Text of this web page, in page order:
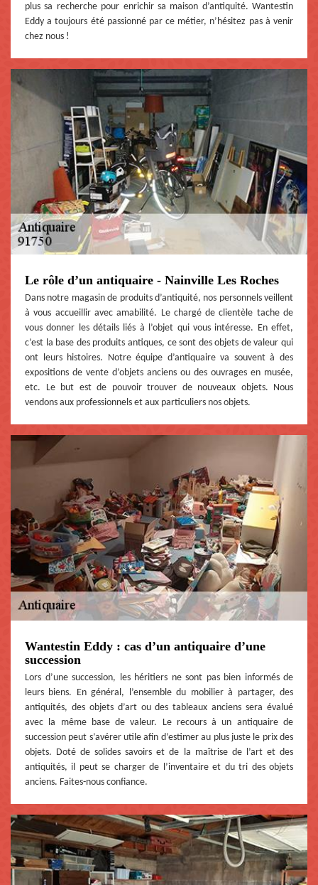
plus sa recherche pour enrichir sa maison d’antiquité. Wantestin
Eddy a toujours été passionné par ce métier, n’hésitez pas à venir
chez nous !
Le rôle d’un antiquaire - Nainville Les Roches
Dans notre magasin de produits d’antiquité, nos personnels veillent
à vous accueillir avec amabilité. Le chargé de clientèle tache de
vous donner les détails liés à l’objet qui vous intéresse. En effet,
c’est la base des produits antiques, ce sont des objets de valeur qui
ont leurs histoires. Notre équipe d’antiquaire va souvent à des
expositions de vente d’objets anciens ou des ouvrages en musée,
etc. Le but est de pouvoir trouver de nouveaux objets. Nous
vendons aux professionnels et aux particuliers nos objets.
Wantestin Eddy : cas d’un antiquaire d’une
succession
Lors d’une succession, les héritiers ne sont pas bien informés de
leurs biens. En général, l’ensemble du mobilier à partager, des
antiquités, des objets d’art ou des tableaux anciens sera évalué
avec la même base de valeur. Le recours à un antiquaire de
succession peut s’avérer utile afin d’estimer au plus juste le prix des
objets. Doté de solides savoirs et de la maîtrise de l’art et des
antiquités, il peut se charger de l’inventaire et du tri des objets
anciens. Faites-nous confiance.